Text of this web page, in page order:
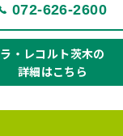
072-626-2600
ラ・レコルト茨木の
詳細はこちら